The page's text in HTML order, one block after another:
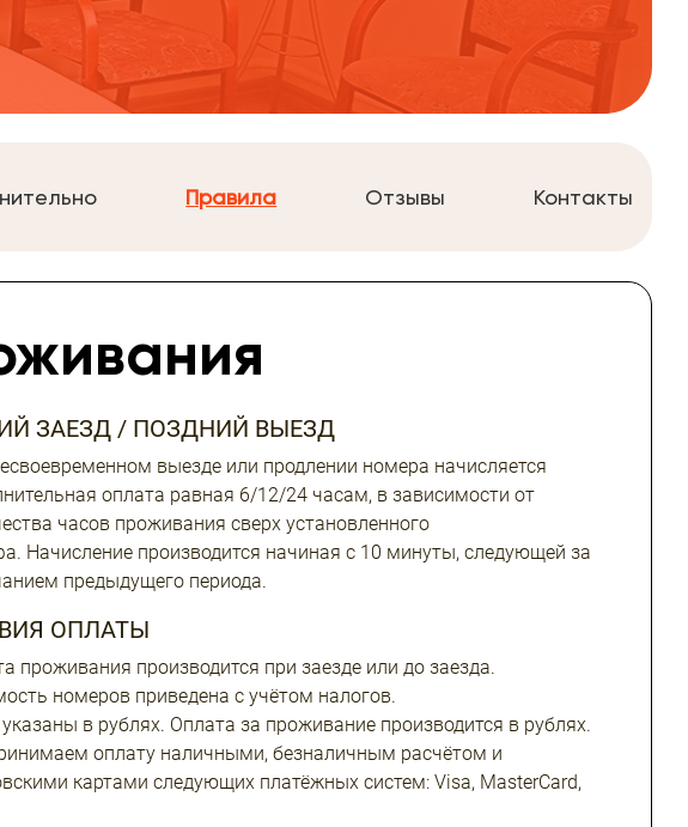
Правила Отзывы Контакты
ЗАЕЗД / ПОЗДНИЙ ВЫЕЗД
выезде или продлении номера начисляется
оплата равная 6/12/24 часам, в зависимости от
часов проживания сверх установленного
Начисление производится начиная с 10 минуты, следующей за
предыдущего периода.
ОПЛАТЫ
проживания производится при заезде или до заезда.
номеров приведена с учётом налогов.
в рублях. Оплата за проживание производится в рублях.
оплату наличными, безналичным расчётом и
картами следующих платёжных систем: Visa, MasterCard,